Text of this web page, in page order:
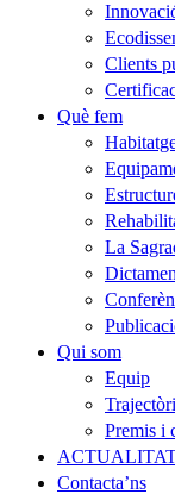
Clients
Què fem
La
Qui som
Equip
Premis i
Contacta’ns